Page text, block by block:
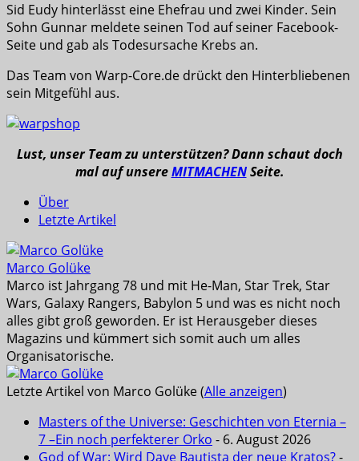
Sid Eudy hinterlässt eine Ehefrau und zwei Kinder. Sein
Sohn Gunnar meldete seinen Tod auf seiner Facebook-
Seite und gab als Todesursache Krebs an.
Das Team von Warp-Core.de drückt den Hinterbliebenen
sein Mitgefühl aus.
Lust, unser Team zu unterstützen? Dann schaut doch
mal auf unsereMITMACHENSeite.
Über
Letzte Artikel
Marco Golüke
Marco ist Jahrgang 78 und mit He-Man, Star Trek, Star
Wars, Galaxy Rangers, Babylon 5 und was es nicht noch
alles gibt groß geworden. Er ist Herausgeber dieses
Magazins und kümmert sich somit auch um alles
Organisatorische.
Letzte Artikel von Marco Golüke(Alle anzeigen)
Masters of the Universe: Geschichten von Eternia –
7 –Ein noch perfekterer Orko - 6. August 2026
God of War: Wird Dave Bautista der neue Kratos?-